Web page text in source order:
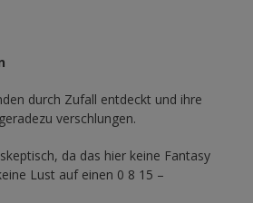
durch Zufall entdeckt und ihre
geradezu verschlungen.
da das hier keine Fantasy
Lust auf einen 0 8 15 –